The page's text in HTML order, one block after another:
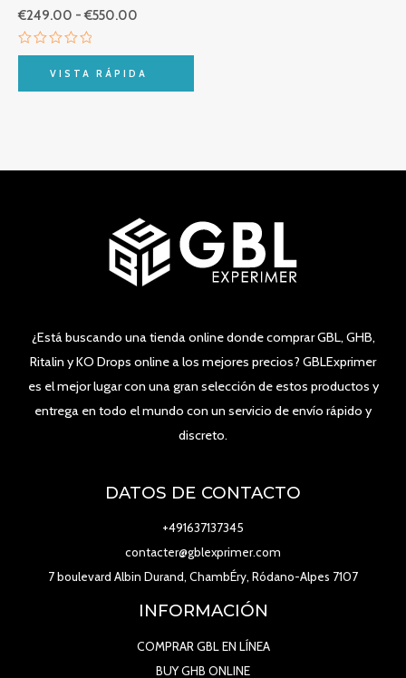
€249.00 - €550.00
Valorado
de
VISTA RÁPIDA
¿Está buscando una tienda online donde comprar GBL, GHB,
Ritalin y KO Drops online a los mejores precios? GBLExprimer
es el mejor lugar con una gran selección de estos productos y
entrega en todo el mundo con un servicio de envío rápido y
discreto.
DATOS DE CONTACTO
+491637137345
contacter@gblexprimer.com
7 boulevard Albin Durand, ChambÉry, Ródano-Alpes 7107
INFORMACIÓN
COMPRAR GBL EN LÍNEA
BUY GHB ONLINE